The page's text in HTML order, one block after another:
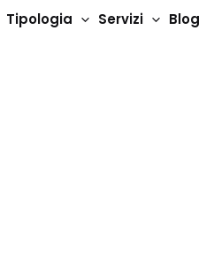
Tipologia Servizi Blog